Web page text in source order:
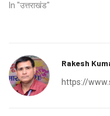
In "उत्तराखंड"
Rakesh
https://